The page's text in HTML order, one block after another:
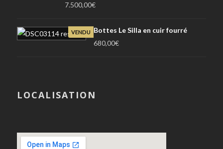
7.500,00€
VENDU
Bottes Le Silla en cuir fourré
680,00€
LOCALISATION